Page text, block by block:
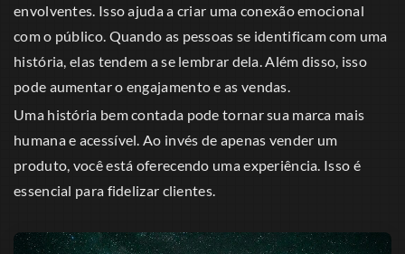
envolventes. Isso ajuda a criar uma conexão emocional
com o público. Quando as pessoas se identificam com uma
história, elas tendem a se lembrar dela. Além disso, isso
pode aumentar o engajamento e as vendas.
Uma história bem contada pode tornar sua marca mais
humana e acessível. Ao invés de apenas vender um
produto, você está oferecendo uma experiência. Isso é
essencial para fidelizar clientes.